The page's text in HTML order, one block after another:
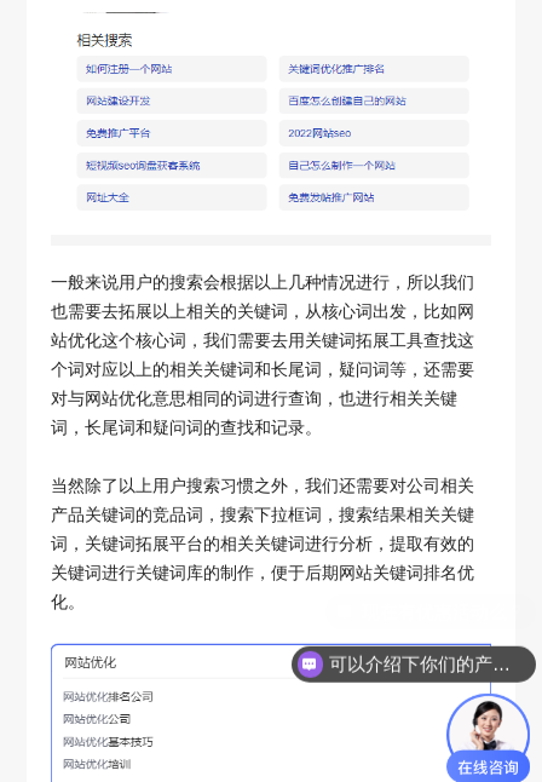
一般来说用户的搜索会根据以上几种情况进行，所以我们
也需要去拓展以上相关的关键词，从核心词出发，比如网
站优化这个核心词，我们需要去用关键词拓展工具查找这
个词对应以上的相关关键词和长尾词，疑问词等，还需要
对与网站优化意思相同的词进行查询，也进行相关关键
词，长尾词和疑问词的查找和记录。
当然除了以上用户搜索习惯之外，我们还需要对公司相关
产品关键词的竞品词，搜索下拉框词，搜索结果相关关键
词，关键词拓展平台的相关关键词进行分析，提取有效的
关键词进行关键词库的制作，便于后期网站关键词排名优
化。
可以介绍下你们的产品么？